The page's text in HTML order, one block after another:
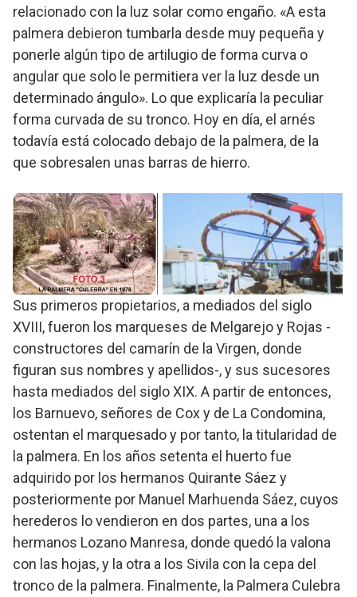
relacionado con la luz solar como engaño. «A esta
palmera debieron tumbarla desde muy pequeña y
ponerle algún tipo de artilugio de forma curva o
angular que solo le permitiera ver la luz desde un
determinado ángulo». Lo que explicaría la peculiar
forma curvada de su tronco. Hoy en día, el arnés
todavía está colocado debajo de la palmera, de la
que sobresalen unas barras de hierro.
Sus primeros propietarios, a mediados del siglo
XVIII, fueron los marqueses de Melgarejo y Rojas -
constructores del camarín de la Virgen, donde
figuran sus nombres y apellidos-, y sus sucesores
hasta mediados del siglo XIX. A partir de entonces,
los Barnuevo, señores de Cox y de La Condomina,
ostentan el marquesado y por tanto, la titularidad de
la palmera. En los años setenta el huerto fue
adquirido por los hermanos Quirante Sáez y
posteriormente por Manuel Marhuenda Sáez, cuyos
herederos lo vendieron en dos partes, una a los
hermanos Lozano Manresa, donde quedó la valona
con las hojas, y la otra a los Sivila con la cepa del
tronco de la palmera. Finalmente, la Palmera Culebra